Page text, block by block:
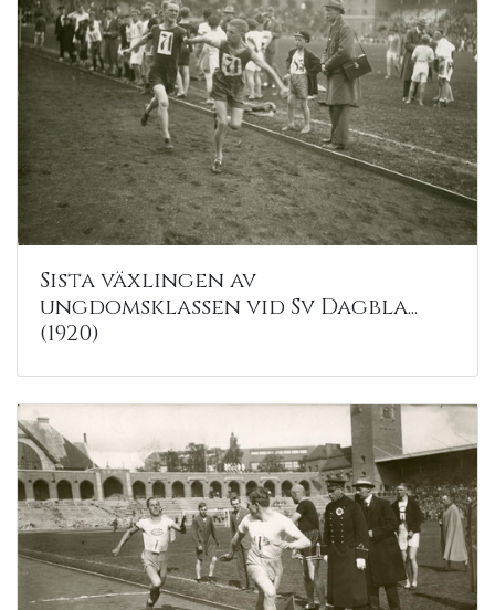
Sista växlingen av
ungdomsklassen vid Sv Dagbla...
(1920)